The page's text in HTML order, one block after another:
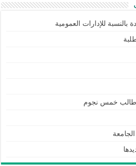
للإدارات العمومية
طالب خمس نجوم